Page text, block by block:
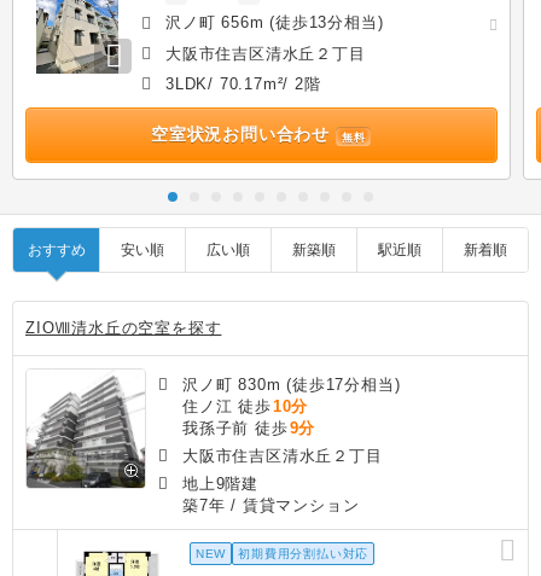
沢ノ町 656m (徒歩13分相当)
大阪市住吉区清水丘２丁目
3LDK/ 70.17m²/ 2階
空室状況お問い合わせ 無料
おすすめ 安い順 広い順 新築順 駅近順 新着順
ZIOⅧ清水丘の空室を探す
沢ノ町 830m (徒歩17分相当)
住ノ江 徒歩10分
我孫子前 徒歩9分
大阪市住吉区清水丘２丁目
地上9階建
築7年 / 賃貸マンション
NEW 初期費用分割払い対応